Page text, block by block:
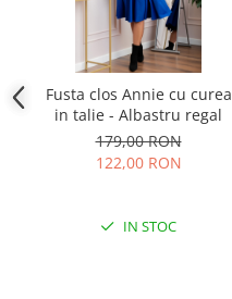
Fusta clos Annie cu curea
in talie - Albastru regal
179,00 RON
122,00 RON
IN STOC